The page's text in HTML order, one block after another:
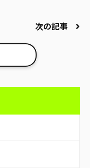
次の記事